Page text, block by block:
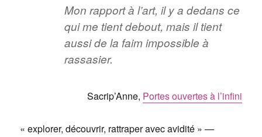
Mon rapport à l’art, il y a dedans ce
qui me tient debout, mais il tient
aussi de la faim impossible à
rassasier.
Sacrip’Anne, Portes ouvertes à l’infini
« explorer, découvrir, rattraper avec avidité » —